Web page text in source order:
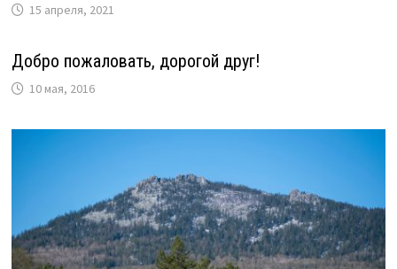
15 апреля, 2021
Добро пожаловать, дорогой друг!
10 мая, 2016